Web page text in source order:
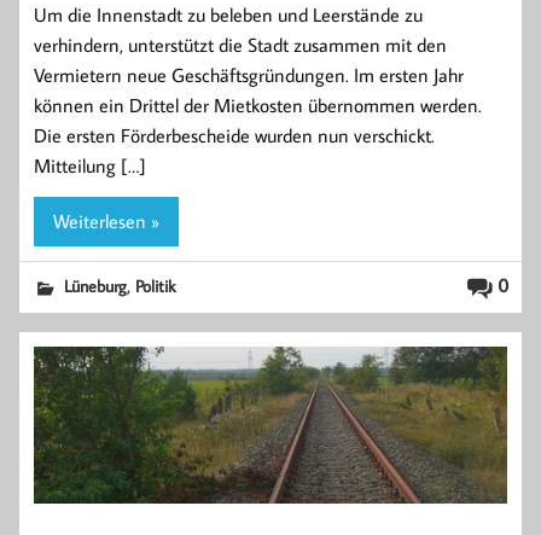
Um die Innenstadt zu beleben und Leerstände zu
verhindern, unterstützt die Stadt zusammen mit den
Vermietern neue Geschäftsgründungen. Im ersten Jahr
können ein Drittel der Mietkosten übernommen werden.
Die ersten Förderbescheide wurden nun verschickt.
Mitteilung […]
Weiterlesen »
0
Lüneburg, Politik